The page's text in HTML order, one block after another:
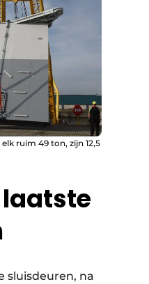
ruim 49 ton, zijn 12,5
sluisdeuren, na